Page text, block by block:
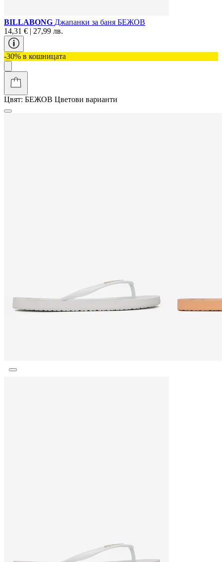
BILLABONG Джапанки за баня БЕЖОВ
14,31 € | 27,99 лв.
-30% в кошницата
Цвят: БЕЖОВ Цветови варианти